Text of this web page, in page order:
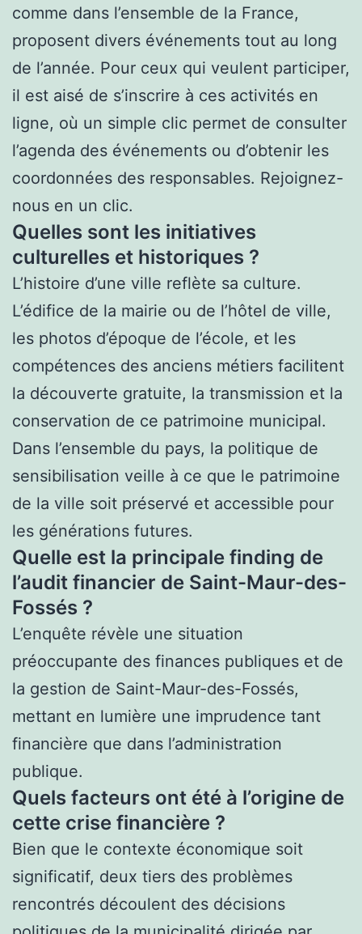
comme dans l’ensemble de la France,
proposent divers événements tout au long
de l’année. Pour ceux qui veulent participer,
il est aisé de s’inscrire à ces activités en
ligne, où un simple clic permet de consulter
l’agenda des événements ou d’obtenir les
coordonnées des responsables. Rejoignez-
nous en un clic.
Quelles sont les initiatives
culturelles et historiques ?
L’histoire d’une ville reflète sa culture.
L’édifice de la mairie ou de l’hôtel de ville,
les photos d’époque de l’école, et les
compétences des anciens métiers facilitent
la découverte gratuite, la transmission et la
conservation de ce patrimoine municipal.
Dans l’ensemble du pays, la politique de
sensibilisation veille à ce que le patrimoine
de la ville soit préservé et accessible pour
les générations futures.
Quelle est la principale finding de
l’audit financier de Saint-Maur-des-
Fossés ?
L’enquête révèle une situation
préoccupante des finances publiques et de
la gestion de Saint-Maur-des-Fossés,
mettant en lumière une imprudence tant
financière que dans l’administration
publique.
Quels facteurs ont été à l’origine de
cette crise financière ?
Bien que le contexte économique soit
significatif, deux tiers des problèmes
rencontrés découlent des décisions